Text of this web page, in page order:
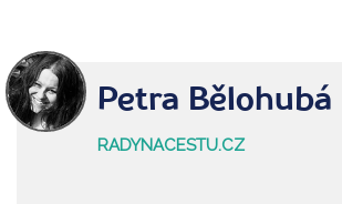
Petra Bělohubá
RADYNACESTU.CZ